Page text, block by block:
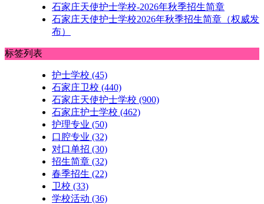
石家庄天使护士学校-2026年秋季招生简章
石家庄天使护士学校2026年秋季招生简章（权威发
布）
标签列表
护士学校 (45)
石家庄卫校 (440)
石家庄天使护士学校 (900)
石家庄护士学校 (462)
护理专业 (50)
口腔专业 (32)
对口单招 (30)
招生简章 (32)
春季招生 (22)
卫校 (33)
学校活动 (36)